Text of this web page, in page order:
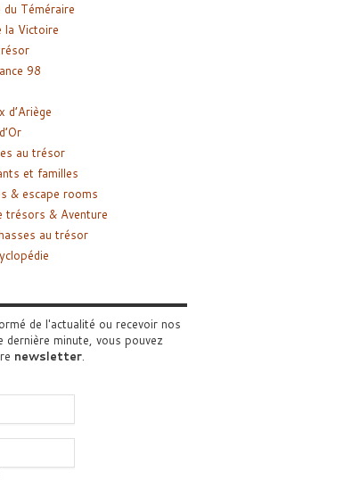
du Téméraire
la Victoire
98
d’Ariège
au trésor
et familles
& escape rooms
trésors & Aventure
au trésor
de l'actualité ou recevoir nos
dernière minute, vous pouvez
newsletter.